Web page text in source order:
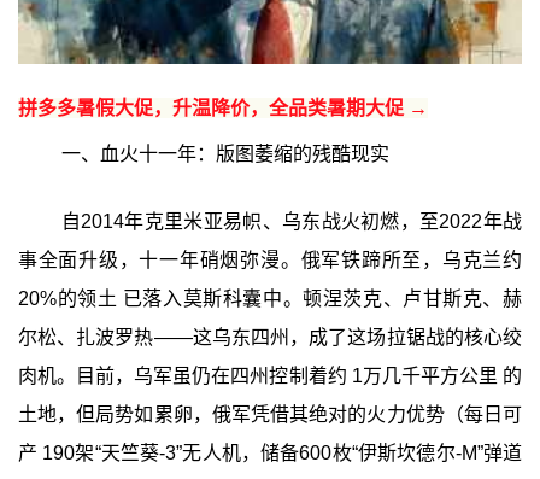
拼多多暑假大促，升温降价，全品类暑期大促 →
一、血火十一年：版图萎缩的残酷现实
自2014年克里米亚易帜、乌东战火初燃，至2022年战
事全面升级，十一年硝烟弥漫。俄军铁蹄所至，乌克兰约
20%的领土 已落入莫斯科囊中。顿涅茨克、卢甘斯克、赫
尔松、扎波罗热——这乌东四州，成了这场拉锯战的核心绞
肉机。目前，乌军虽仍在四州控制着约 1万几千平方公里 的
土地，但局势如累卵，俄军凭借其绝对的火力优势（每日可
产 190架“天竺葵-3”无人机，储备600枚“伊斯坎德尔-M”弹道